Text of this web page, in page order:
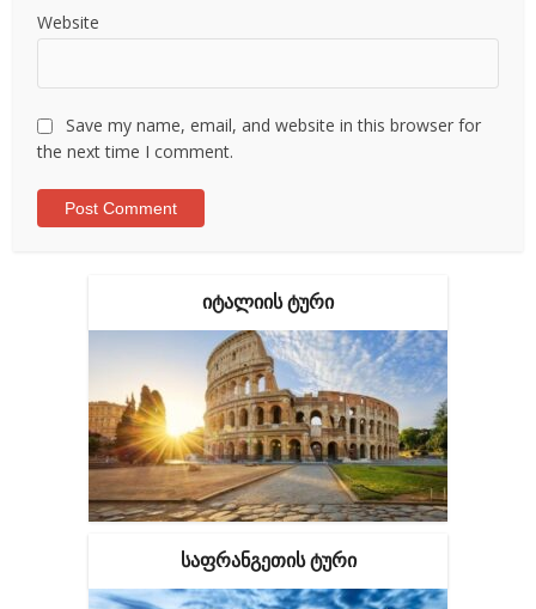
Website
Save my name, email, and website in this browser for
the next time I comment.
ᲘᲢᲐᲚᲘᲘᲡ ᲢᲣᲠᲘ
ᲡᲐᲤᲠᲐᲜᲒᲔᲗᲘᲡ ᲢᲣᲠᲘ